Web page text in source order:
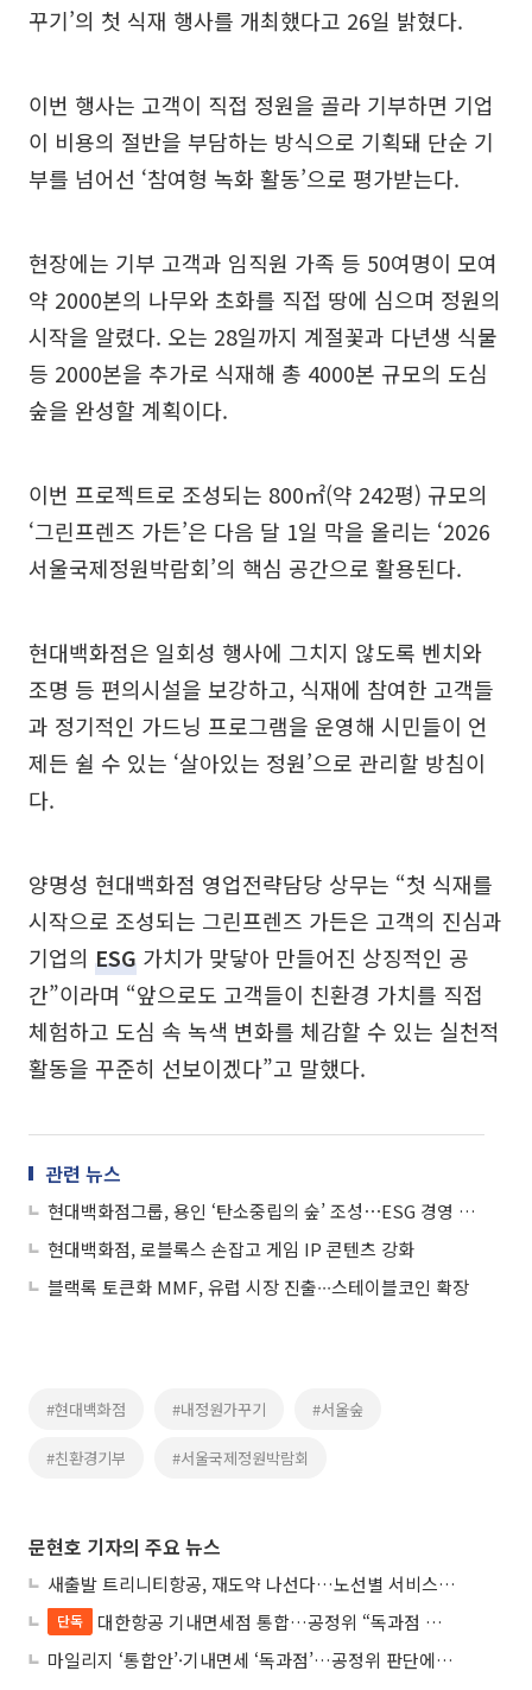
꾸기’의 첫 식재 행사를 개최했다고 26일 밝혔다.
이번 행사는 고객이 직접 정원을 골라 기부하면 기업
이 비용의 절반을 부담하는 방식으로 기획돼 단순 기
부를 넘어선 ‘참여형 녹화 활동’으로 평가받는다.
현장에는 기부 고객과 임직원 가족 등 50여명이 모여
약 2000본의 나무와 초화를 직접 땅에 심으며 정원의
시작을 알렸다. 오는 28일까지 계절꽃과 다년생 식물
등 2000본을 추가로 식재해 총 4000본 규모의 도심
숲을 완성할 계획이다.
이번 프로젝트로 조성되는 800㎡(약 242평) 규모의
‘그린프렌즈 가든’은 다음 달 1일 막을 올리는 ‘2026
서울국제정원박람회’의 핵심 공간으로 활용된다.
현대백화점은 일회성 행사에 그치지 않도록 벤치와
조명 등 편의시설을 보강하고, 식재에 참여한 고객들
과 정기적인 가드닝 프로그램을 운영해 시민들이 언
제든 쉴 수 있는 ‘살아있는 정원’으로 관리할 방침이
다.
양명성 현대백화점 영업전략담당 상무는 “첫 식재를
시작으로 조성되는 그린프렌즈 가든은 고객의 진심과
기업의 ESG 가치가 맞닿아 만들어진 상징적인 공
간”이라며 “앞으로도 고객들이 친환경 가치를 직접
체험하고 도심 속 녹색 변화를 체감할 수 있는 실천적
활동을 꾸준히 선보이겠다”고 말했다.
관련 뉴스
현대백화점그룹, 용인 ‘탄소중립의 숲’ 조성⋯ESG 경영 박차
현대백화점, 로블록스 손잡고 게임 IP 콘텐츠 강화
블랙록 토큰화 MMF, 유럽 시장 진출∙∙∙스테이블코인 확장
#현대백화점 #내정원가꾸기 #서울숲
#친환경기부 #서울국제정원박람회
문현호 기자의 주요 뉴스
새출발 트리니티항공, 재도약 나선다…노선별 서비스 차별화
단독
대한항공 기내면세점 통합…공정위 “독과점 여부 따진다”
마일리지 ‘통합안’·기내면세 ‘독과점’…공정위 판단에 쏠린 눈